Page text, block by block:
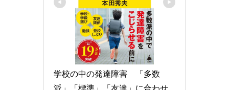
学校の中の発達障害　「多数
派」「標準」「友達」に合わせ